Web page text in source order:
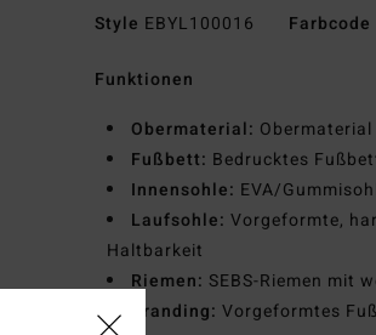
Style EBYL100016 Farbcode
Funktionen
Obermaterial: Obermaterial
Fußbett: Bedrucktes
Innensohle: EVA/
Laufsohle: Vorgeformte,
Haltbarkeit
Riemen: SEBS-Riemen mit
Branding: Vorgeformtes